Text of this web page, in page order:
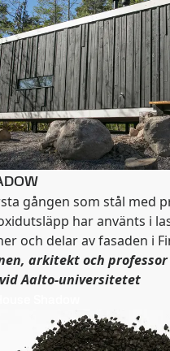
gången som stål med
har använts i
och delar av fasaden i
arkitekt och
Aalto-universitetet